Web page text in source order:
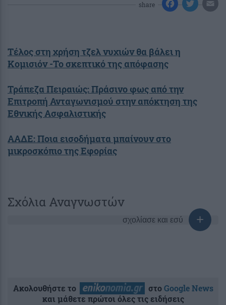
share
Τέλος στη χρήση τζελ νυχιών θα βάλει η
Κομισιόν -Το σκεπτικό της απόφασης
Τράπεζα Πειραιώς: Πράσινο φως από την
Επιτροπή Ανταγωνισμού στην απόκτηση της
Εθνικής Ασφαλιστικής
ΑΑΔΕ: Ποια εισοδήματα μπαίνουν στο
μικροσκόπιο της Εφορίας
Σχόλια Αναγνωστών
σχολίασε και εσύ
Ακολουθήστε το στοGoogle News
και μάθετε πρώτοι όλες τις ειδήσεις